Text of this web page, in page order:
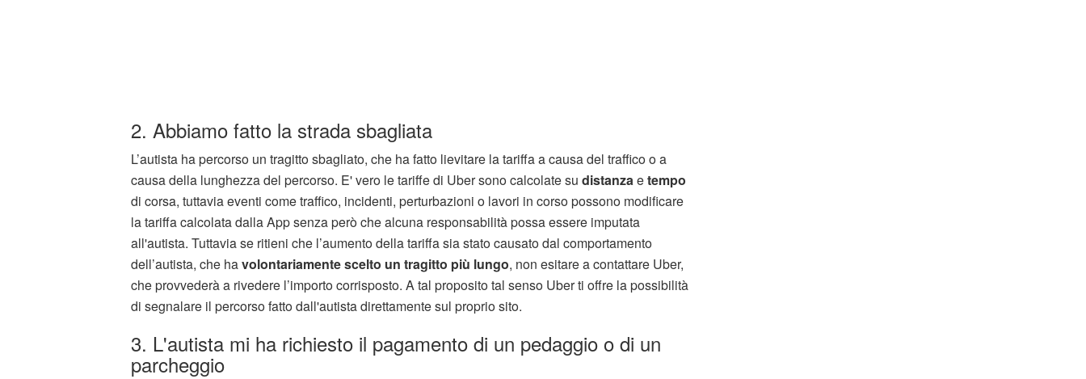
2. Abbiamo fatto la strada sbagliata
L’autista ha percorso un tragitto sbagliato, che ha fatto lievitare la tariffa a causa del traffico o a
causa della lunghezza del percorso. E' vero le tariffe di Uber sono calcolate su distanza etempo
di corsa, tuttavia eventi come traffico, incidenti, perturbazioni o lavori in corso possono modificare
la tariffa calcolata dalla App senza però che alcuna responsabilità possa essere imputata
all'autista. Tuttavia se ritieni che l’aumento della tariffa sia stato causato dal comportamento
dell’autista, che havolontariamente scelto un tragitto più lungo, non esitare a contattare Uber,
che provvederà a rivedere l’importo corrisposto. A tal proposito tal senso Uber ti offre la possibilità
di segnalare il percorso fatto dall'autista direttamente sul proprio sito.
3. L'autista mi ha richiesto il pagamento di un pedaggio o di un
parcheggio